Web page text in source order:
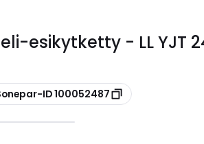
esikytketty - LL YJT
ID 100052487